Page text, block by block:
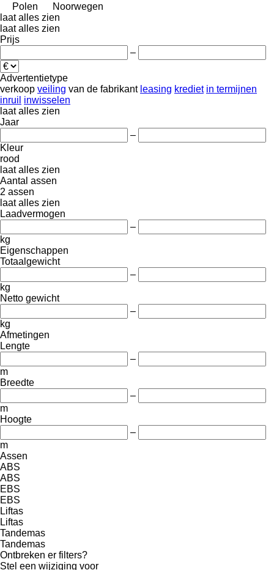
Polen
Noorwegen
laat alles zien
laat alles zien
Prijs
–
Advertentietype
verkoop veiling van de fabrikant leasing krediet in termijnen
inruil inwisselen
laat alles zien
Jaar
–
Kleur
rood
laat alles zien
Aantal assen
2 assen
laat alles zien
Laadvermogen
–
kg
Eigenschappen
Totaalgewicht
–
kg
Netto gewicht
–
kg
Afmetingen
Lengte
–
m
Breedte
–
m
Hoogte
–
m
Assen
ABS
ABS
EBS
EBS
Liftas
Liftas
Tandemas
Tandemas
Ontbreken er filters?
Stel een wijziging voor